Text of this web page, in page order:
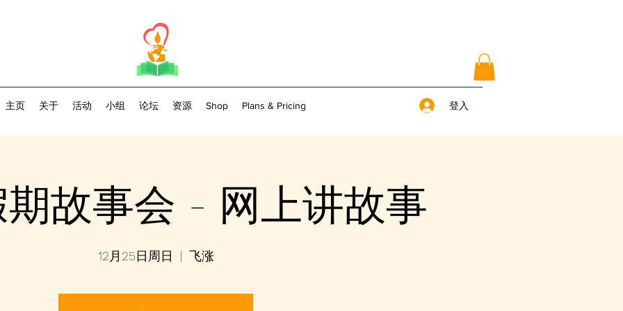
主页 关于 活动 小组 论坛 资源 Shop Plans & Pricing 登入
故事会 - 网上讲故事
12月25日周日
  |
飞涨